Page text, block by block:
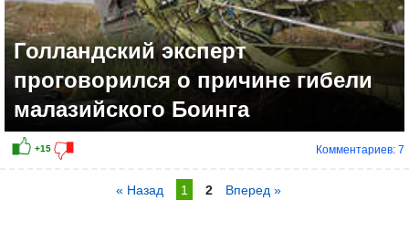
Голландский эксперт
проговорился о причине гибели
малазийского Боинга
Комментариев: 7
« Назад 1 2 Вперед »